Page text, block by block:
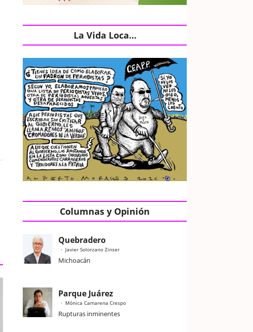
La Vida Loca…
Columnas y Opinión
Quebradero
Javier Solorzano Zinser
Michoacán
Parque Juárez
Mónica Camarena Crespo
Rupturas inminentes